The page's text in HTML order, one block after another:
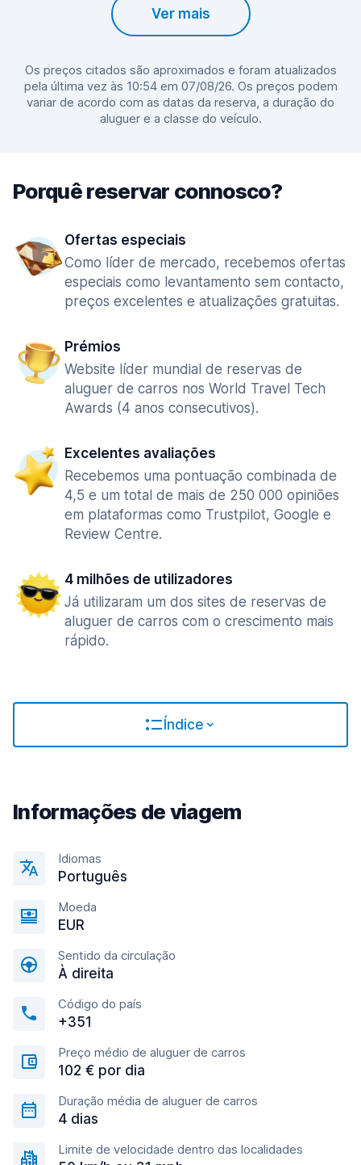
Ver mais
Os preços citados são aproximados e foram atualizados
pela última vez às 10:54 em 07/08/26. Os preços podem
variar de acordo com as datas da reserva, a duração do
aluguer e a classe do veículo.
Porquê reservar connosco?
Ofertas especiais
Como líder de mercado, recebemos ofertas
especiais como levantamento sem contacto,
preços excelentes e atualizações gratuitas.
Prémios
Website líder mundial de reservas de
aluguer de carros nos World Travel Tech
Awards (4 anos consecutivos).
Excelentes avaliações
Recebemos uma pontuação combinada de
4,5 e um total de mais de 250 000 opiniões
em plataformas como Trustpilot, Google e
Review Centre.
4 milhões de utilizadores
Já utilizaram um dos sites de reservas de
aluguer de carros com o crescimento mais
rápido.
Índice
Informações de viagem
Idiomas
Português
Moeda
EUR
Sentido da circulação
À direita
Código do país
+351
Preço médio de aluguer de carros
102 € por dia
Duração média de aluguer de carros
4 dias
Limite de velocidade dentro das localidades